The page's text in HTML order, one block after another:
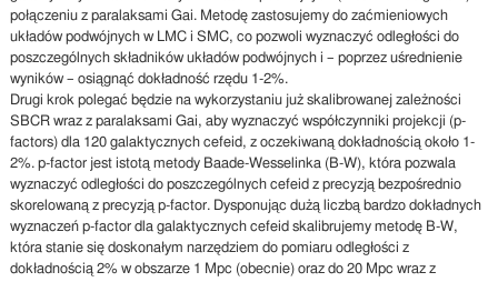
połączeniu z paralaksami Gai. Metodę zastosujemy do zaćmieniowych
układów podwójnych w LMC i SMC, co pozwoli wyznaczyć odległości do
poszczególnych składników układów podwójnych i – poprzez uśrednienie
wyników – osiągnąć dokładność rzędu 1-2%.
Drugi krok polegać będzie na wykorzystaniu już skalibrowanej zależności
SBCR wraz z paralaksami Gai, aby wyznaczyć współczynniki projekcji (p-
factors) dla 120 galaktycznych cefeid, z oczekiwaną dokładnością około 1-
2%. p-factor jest istotą metody Baade-Wesselinka (B-W), która pozwala
wyznaczyć odległości do poszczególnych cefeid z precyzją bezpośrednio
skorelowaną z precyzją p-factor. Dysponując dużą liczbą bardzo dokładnych
wyznaczeń p-factor dla galaktycznych cefeid skalibrujemy metodę B-W,
która stanie się doskonałym narzędziem do pomiaru odległości z
dokładnością 2% w obszarze 1 Mpc (obecnie) oraz do 20 Mpc wraz z